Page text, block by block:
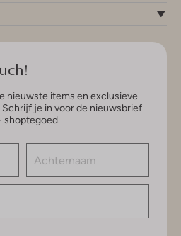
nieuwste items en exclusieve
Schrijf je in voor de nieuwsbrief
shoptegoed.